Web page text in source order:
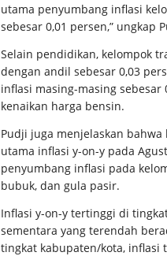
utama penyumbang inflasi
sebesar 0,01 persen,” ungkap
Selain pendidikan, kelompok
dengan andil sebesar 0,03
inflasi masing-masing sebesar
kenaikan harga bensin.
Pudji juga menjelaskan
utama inflasi y-on-y pada
penyumbang inflasi pada
bubuk, dan gula pasir.
Inflasi y-on-y tertinggi di
sementara yang terendah
tingkat kabupaten/kota, inflasi